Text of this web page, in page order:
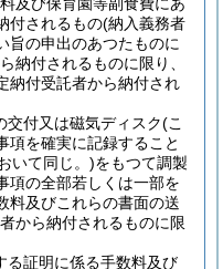
付されるもの(納入義務者
旨の申出のあつたものに
納付されるものに限り、
納付受託者から納付され
交付又は磁気ディスク(こ
項を確実に記録すること
いて同じ。)をもつて調製
項の全部若しくは一部を
料及びこれらの書面の送
から納付されるものに限
る証明に係る手数料及び